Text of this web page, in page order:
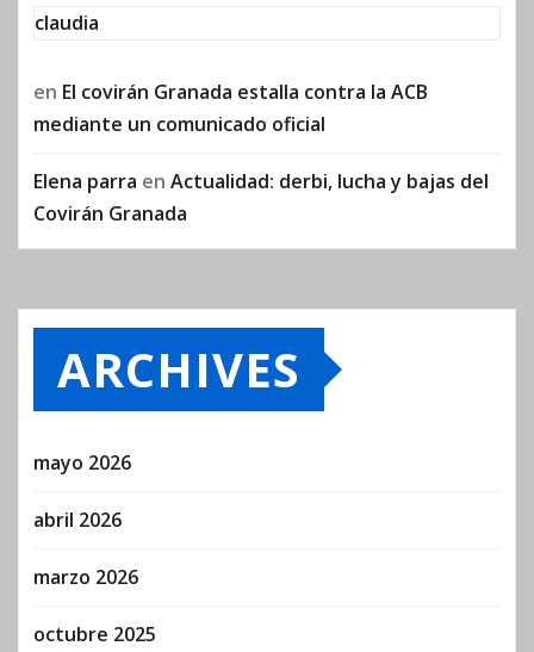
claudia
en El covirán Granada estalla contra la ACB
mediante un comunicado oficial
Elena parra en Actualidad: derbi, lucha y bajas del
Covirán Granada
ARCHIVES
mayo 2026
abril 2026
marzo 2026
octubre 2025